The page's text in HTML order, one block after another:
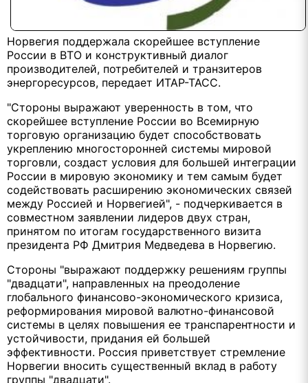
Норвегия поддержала скорейшее вступление
России в ВТО и конструктивный диалог
производителей, потребителей и транзитеров
энергоресурсов, передает ИТАР-ТАСС.
"Стороны выражают уверенность в том, что
скорейшее вступление России во Всемирную
торговую организацию будет способствовать
укреплению многосторонней системы мировой
торговли, создаст условия для большей интеграции
России в мировую экономику и тем самым будет
содействовать расширению экономических связей
между Россией и Норвегией", - подчеркивается в
совместном заявлении лидеров двух стран,
принятом по итогам государственного визита
президента РФ Дмитрия Медведева в Норвегию.
Стороны "выражают поддержку решениям группы
"двадцати", направленных на преодоление
глобального финансово-экономического кризиса,
реформирования мировой валютно-финансовой
системы в целях повышения ее транспарентности и
устойчивости, придания ей большей
эффективности. Россия приветствует стремление
Норвегии вносить существенный вклад в работу
группы "двадцати".